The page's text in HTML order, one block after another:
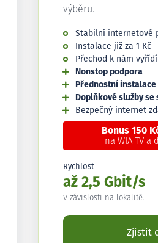
výběru.
Stabilní internetové
Instalace již za 1 Kč
Přechod k nám
Nonstop podpora
Přednostní instalace
Doplňkové služby se
Bezpečný internet
Bonus 150
na WIA TV a
Rychlost
až 2,5 Gbit/s
V závislosti na lokalitě.
Zjistit